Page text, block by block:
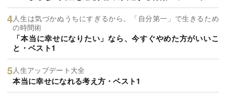
人生は気づかぬうちにすぎるから。「自分第一」で生きるため
の時間術
「本当に幸せになりたい」なら、今すぐやめた方がいいこ
と・ベスト1
人生アップデート大全
本当に幸せになれる考え方・ベスト1